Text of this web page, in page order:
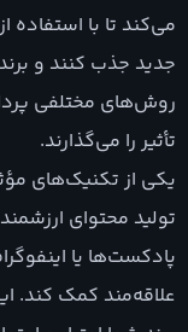
می‌کند تا با استفاده
جدید جذب کنند و برند
روش‌های مختلفی
تأثیر را می‌گذارند.
یکی از تکنیک‌های
تولید محتوای
پادکست‌ها یا
علاقه‌مند کمک کند.